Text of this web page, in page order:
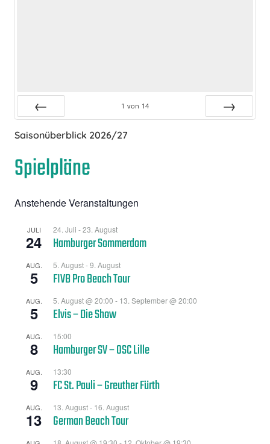
1 von 14
Saisonüberblick 2026/27
Spielpläne
Anstehende Veranstaltungen
JULI
24
24. Juli -23. August
Hamburger Sommerdom
AUG.
5
5. August-9. August
FIVB Pro Beach Tour
AUG.
5
5. August @ 20:00 - 13. September @ 20:00
Elvis – Die Show
AUG.
8
15:00
Hamburger SV – OSC Lille
AUG.
9
13:30
FC St. Pauli – Greuther Fürth
AUG.
13
13. August- 16. August
German Beach Tour